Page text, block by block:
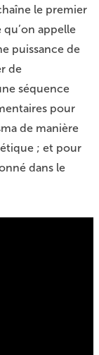
le premier
qu’on appelle
puissance de
de
séquence
pour
de manière
; et pour
dans le